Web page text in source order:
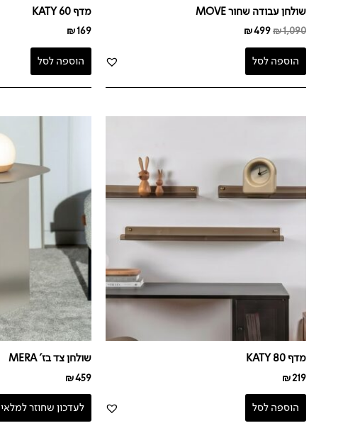
שולחן עבודה שחור MOVE
₪1,090
₪499
הוספה לסל
מדף KATY 60
₪169
הוספה לסל
מדף KATY 80
₪219
הוספה לסל
שולחן צד בז' MERA
₪459
לעדכון שחוזר למלאי